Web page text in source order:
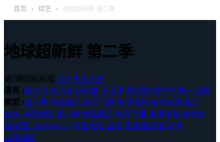
首页 › 综艺 › 地球超新鲜 第二季
地球超新鲜 第二季
第7期超前彩蛋2026 中国大陆
演员 :郭京飞 李乃文 孙红雷 王玉雯 陈星旭 刘宇宁 林一 龚俊
类型 :真人秀 大陆综艺 旅行节目 生活体验 美食生活 综艺
2026·中国大陆·真人秀 大陆综艺 旅行节目 生活体验 美食生
活 综艺 ·2026-06-27(中国大陆)上映·汉语普通话·详情
立即播放